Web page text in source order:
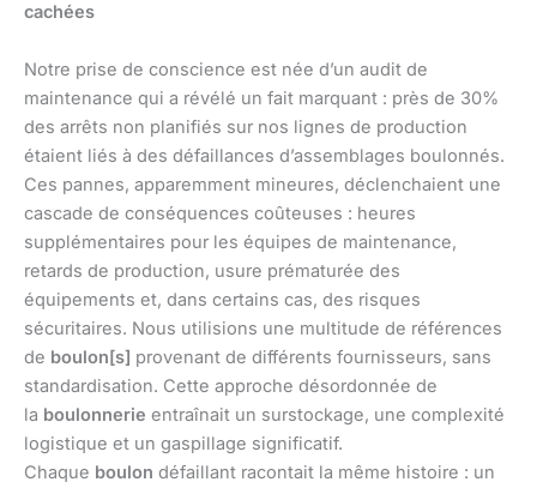
cachées
Notre prise de conscience est née d’un audit de
maintenance qui a révélé un fait marquant : près de 30%
des arrêts non planifiés sur nos lignes de production
étaient liés à des défaillances d’assemblages boulonnés.
Ces pannes, apparemment mineures, déclenchaient une
cascade de conséquences coûteuses : heures
supplémentaires pour les équipes de maintenance,
retards de production, usure prématurée des
équipements et, dans certains cas, des risques
sécuritaires. Nous utilisions une multitude de références
de boulon[s] provenant de différents fournisseurs, sans
standardisation. Cette approche désordonnée de
la boulonnerie entraînait un surstockage, une complexité
logistique et un gaspillage significatif.
Chaque boulon défaillant racontait la même histoire : un